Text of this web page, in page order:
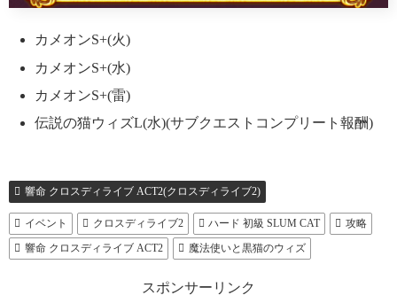
カメオンS+(火)
カメオンS+(水)
カメオンS+(雷)
伝説の猫ウィズL(水)(サブクエストコンプリート報酬)
響命 クロスディライブ ACT2(クロスディライブ2)
イベント クロスディライブ2 ハード 初級 SLUM CAT
攻略
響命 クロスディライブ ACT2
魔法使いと黒猫のウィズ
スポンサーリンク